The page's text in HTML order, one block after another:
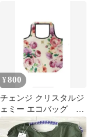
¥800
チェンジ クリスタルジ
ェミー エコバッグ 花
柄